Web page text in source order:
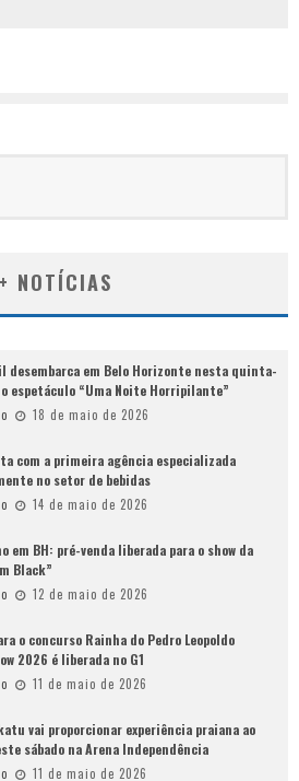
+ NOTÍCIAS
desembarca em Belo Horizonte nesta quinta-
espetáculo “Uma Noite Horripilante”
18 de maio de 2026
com a primeira agência especializada
no setor de bebidas
14 de maio de 2026
em BH: pré-venda liberada para o show da
Black”
12 de maio de 2026
o concurso Rainha do Pedro Leopoldo
2026 é liberada no G1
11 de maio de 2026
vai proporcionar experiência praiana ao
sábado na Arena Independência
11 de maio de 2026